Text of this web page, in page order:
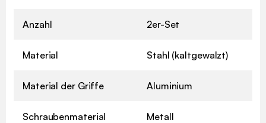
Anzahl 2er-Set
Material Stahl (kaltgewalzt)
Material der Griffe Aluminium
Schraubenmaterial Metall